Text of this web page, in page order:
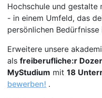
Hochschule und gestalte
- in einem Umfeld, das
persönlichen
Erweitere unsere
als freiberufliche:r
MyStudium mit 18
bewerben! .